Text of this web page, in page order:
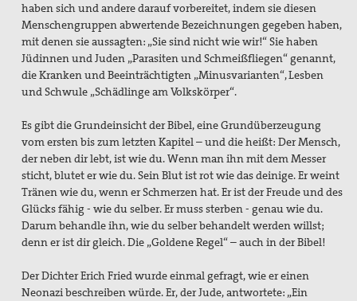
haben sich und andere darauf vorbereitet, indem sie diesen
Menschengruppen abwertende Bezeichnungen gegeben haben,
mit denen sie aussagten: „Sie sind nicht wie wir!“ Sie haben
Jüdinnen und Juden „Parasiten und Schmeißfliegen“ genannt,
die Kranken und Beeinträchtigten „Minusvarianten“, Lesben
und Schwule „Schädlinge am Volkskörper“.
Es gibt die Grundeinsicht der Bibel, eine Grundüberzeugung
vom ersten bis zum letzten Kapitel – und die heißt: Der Mensch,
der neben dir lebt, ist wie du. Wenn man ihn mit dem Messer
sticht, blutet er wie du. Sein Blut ist rot wie das deinige. Er weint
Tränen wie du, wenn er Schmerzen hat. Er ist der Freude und des
Glücks fähig - wie du selber. Er muss sterben - genau wie du.
Darum behandle ihn, wie du selber behandelt werden willst;
denn er ist dir gleich. Die „Goldene Regel“ – auch in der Bibel!
Der Dichter Erich Fried wurde einmal gefragt, wie er einen
Neonazi beschreiben würde. Er, der Jude, antwortete: „Ein